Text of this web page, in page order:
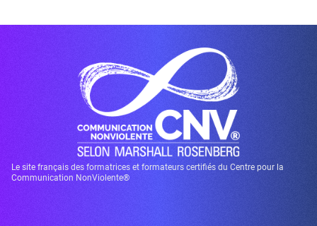
Le site français des formatrices et formateurs certifiés du Centre pour la
Communication NonViolente®